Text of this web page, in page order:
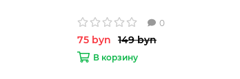
0
75 byn 149 byn
В корзину